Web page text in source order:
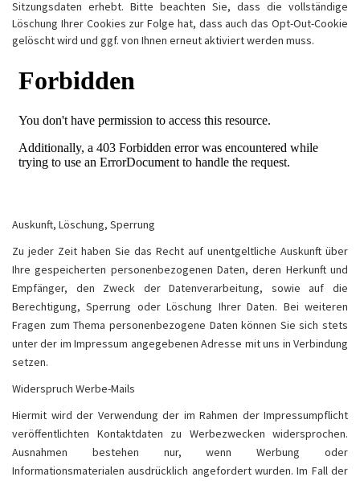
Sitzungsdaten erhebt. Bitte beachten Sie, dass die vollständige
Löschung Ihrer Cookies zur Folge hat, dass auch das Opt-Out-Cookie
gelöscht wird und ggf. von Ihnen erneut aktiviert werden muss.
Auskunft, Löschung, Sperrung
Zu jeder Zeit haben Sie das Recht auf unentgeltliche Auskunft über
Ihre gespeicherten personenbezogenen Daten, deren Herkunft und
Empfänger, den Zweck der Datenverarbeitung, sowie auf die
Berechtigung, Sperrung oder Löschung Ihrer Daten. Bei weiteren
Fragen zum Thema personenbezogene Daten können Sie sich stets
unter der im Impressum angegebenen Adresse mit uns in Verbindung
setzen.
Widerspruch Werbe-Mails
Hiermit wird der Verwendung der im Rahmen der Impressumpflicht
veröffentlichten Kontaktdaten zu Werbezwecken widersprochen.
Ausnahmen bestehen nur, wenn Werbung oder
Informationsmaterialen ausdrücklich angefordert wurden. Im Fall der